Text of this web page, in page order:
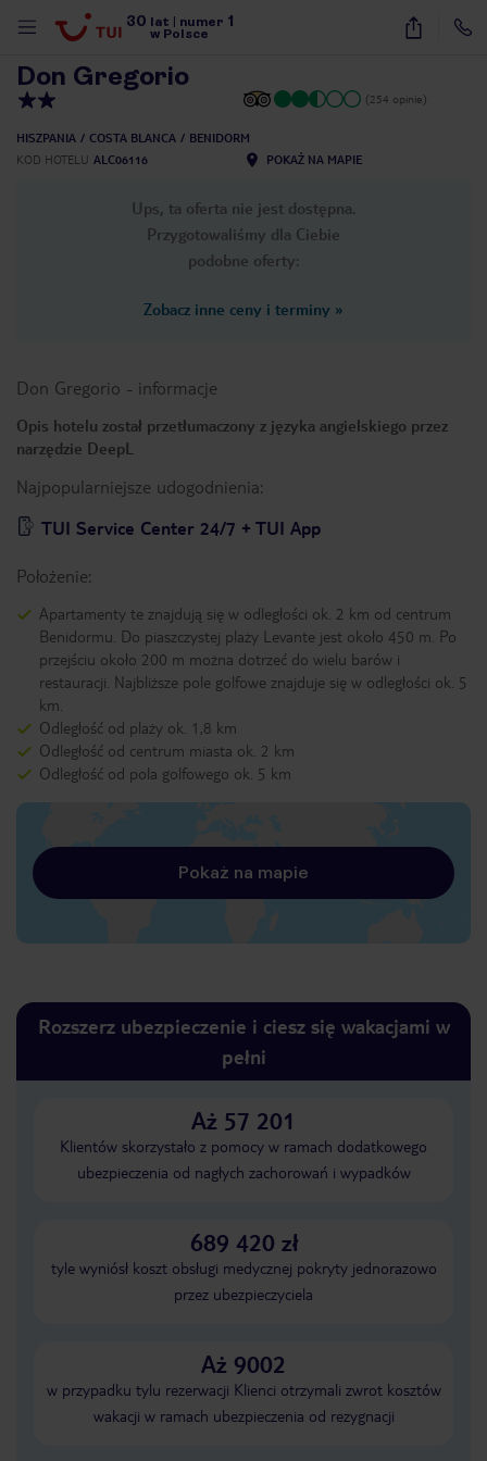
30 lat numer 1
w Polsce
14
Don Gregorio
(254 opinie)
HISZPANIA COSTA BLANCA
BENIDORM
KOD HOTELU ALC06116 POKAŻ NA MAPIE
Ups, ta oferta nie jest dostępna.
Przygotowaliśmy dla Ciebie
podobne oferty:
Zobacz inne ceny i terminy »
Don Gregorio - informacje
Opis hotelu został przetłumaczony z języka angielskiego przez
narzędzie DeepL
Najpopularniejsze udogodnienia:
TUI Service Center 24/7 + TUI App
Położenie:
Apartamenty te znajdują się w odległości ok. 2 km od centrum
Benidormu. Do piaszczystej plaży Levante jest około 450 m. Po
przejściu około 200 m można dotrzeć do wielu barów i
restauracji. Najbliższe pole golfowe znajduje się w odległości ok. 5
km.
Odległość od plaży ok. 1,8 km
Odległość od centrum miasta ok. 2 km
Odległość od pola golfowego ok. 5 km
Pokaż na mapie
Rozszerz ubezpieczenie i ciesz się wakacjami w
pełni
Aż 57 201
Klientów skorzystało z pomocy w ramach dodatkowego
ubezpieczenia od nagłych zachorowań i wypadków
689 420 zł
tyle wyniósł koszt obsługi medycznej pokryty jednorazowo
przez ubezpieczyciela
Aż 9002
w przypadku tylu rezerwacji Klienci otrzymali zwrot kosztów
wakacji w ramach ubezpieczenia od rezygnacji